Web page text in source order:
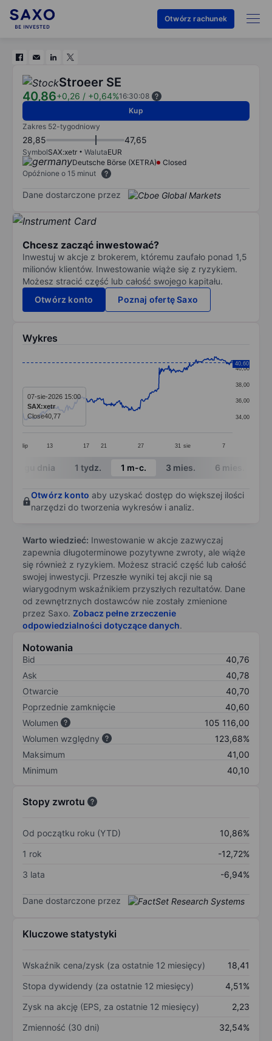
Otwórz rachunek
Stroeer SE
40,86+0,26 / +0,64%16:30:08
Kup
Zakres 52-tygodniowy
28,85 47,65
SymbolSAX:xetr WalutaEUR
Deutsche Börse (XETRA)
Closed
Opóźnione o 15 minut
Dane dostarczone przez
Chcesz zacząć inwestować?
Inwestuj w akcje z brokerem, któremu zaufało ponad 1,5
milionów klientów. Inwestowanie wiąże się z ryzykiem.
Możesz stracić część lub całość swojego kapitału.
Otwórz konto
Poznaj ofertę Saxo
Wykres
Line chart with 388 data points.
The chart has 1 X axis displaying categories.
The chart has 1 Y axis displaying values. Data
lip 13 17 21 27 31 sie 7
34,00
36,00
38,00
40,00
40,60
07-sie-2026 15:00
SAX:xetr
Close40,77
End of interactive chart.
W ciągu dnia 1 tydz. 1 m-c. 3 mies. 6 mies.
Otwórz konto aby uzyskać dostęp do większej ilości
narzędzi do tworzenia wykresów i analiz.
Warto wiedzieć: Inwestowanie w akcje zazwyczaj
zapewnia długoterminowe pozytywne zwroty, ale wiąże
się również z ryzykiem. Możesz stracić część lub całość
swojej inwestycji. Przeszłe wyniki tej akcji nie są
wiarygodnym wskaźnikiem przyszłych rezultatów. Dane
od zewnętrznych dostawców nie zostały zmienione
przez Saxo. Zobacz pełne zrzeczenie
odpowiedzialności dotyczące danych.
Notowania
Bid
40,76
Ask
40,78
Otwarcie
40,70
Poprzednie zamknięcie
40,60
Wolumen
105 116,00
Wolumen względny
123,68%
Maksimum
41,00
Minimum
40,10
Stopy zwrotu
Od początku roku (YTD)
10,86%
1 rok
-12,72%
3 lata
-6,94%
Dane dostarczone przez
Kluczowe statystyki
Wskaźnik cena/zysk (za ostatnie 12 miesięcy)
18,41
Stopa dywidendy (za ostatnie 12 miesięcy)
4,51%
Zysk na akcję (EPS, za ostatnie 12 miesięcy)
2,23
Zmienność (30 dni)
32,54%